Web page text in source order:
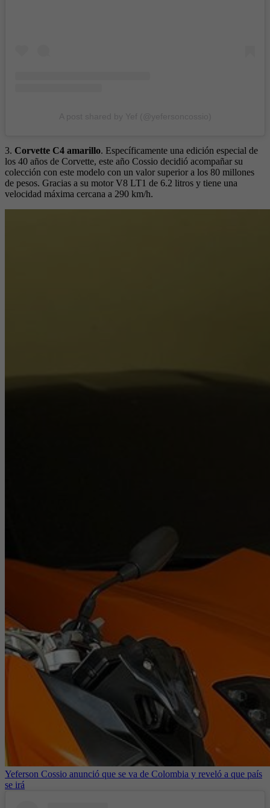
3. Corvette C4 amarillo. Específicamente una edición especial de
los 40 años de Corvette, este año Cossio decidió acompañar su
colección con este modelo con un valor superior a los 80 millones
de pesos. Gracias a su motor V8 LT1 de 6.2 litros y tiene una
velocidad máxima cercana a 290 km/h.
Yeferson Cossio anunció que se va de Colombia y reveló a que país
se irá